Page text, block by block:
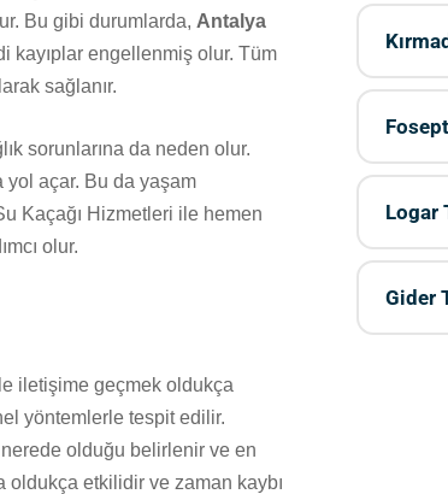
Bu gibi durumlarda, Antalya
kayıplar engellenmiş olur. Tüm
sağlanır.
sorunlarına da neden olur.
açar. Bu da yaşam
Kaçağı Hizmetleri ile hemen
olur.
iletişime geçmek oldukça
yöntemlerle tespit edilir.
olduğu belirlenir ve en
oldukça etkilidir ve zaman kaybı
Logar
Gider